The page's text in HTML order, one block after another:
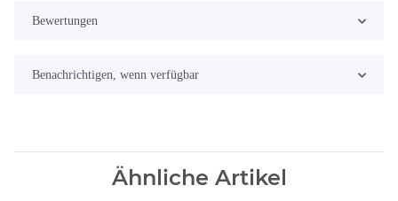
Bewertungen
Benachrichtigen, wenn verfügbar
Ähnliche Artikel